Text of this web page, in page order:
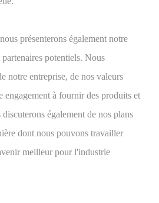
présenterons également notre
potentiels. Nous
notre entreprise, de nos valeurs
engagement à fournir des produits et
également de nos plans
dont nous pouvons travailler
meilleur pour l'industrie